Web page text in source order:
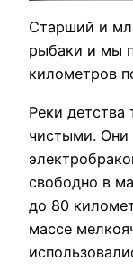
Старший и
рыбаки и мы
километров
Реки
чистыми. Они
свободно в
до 80
массе